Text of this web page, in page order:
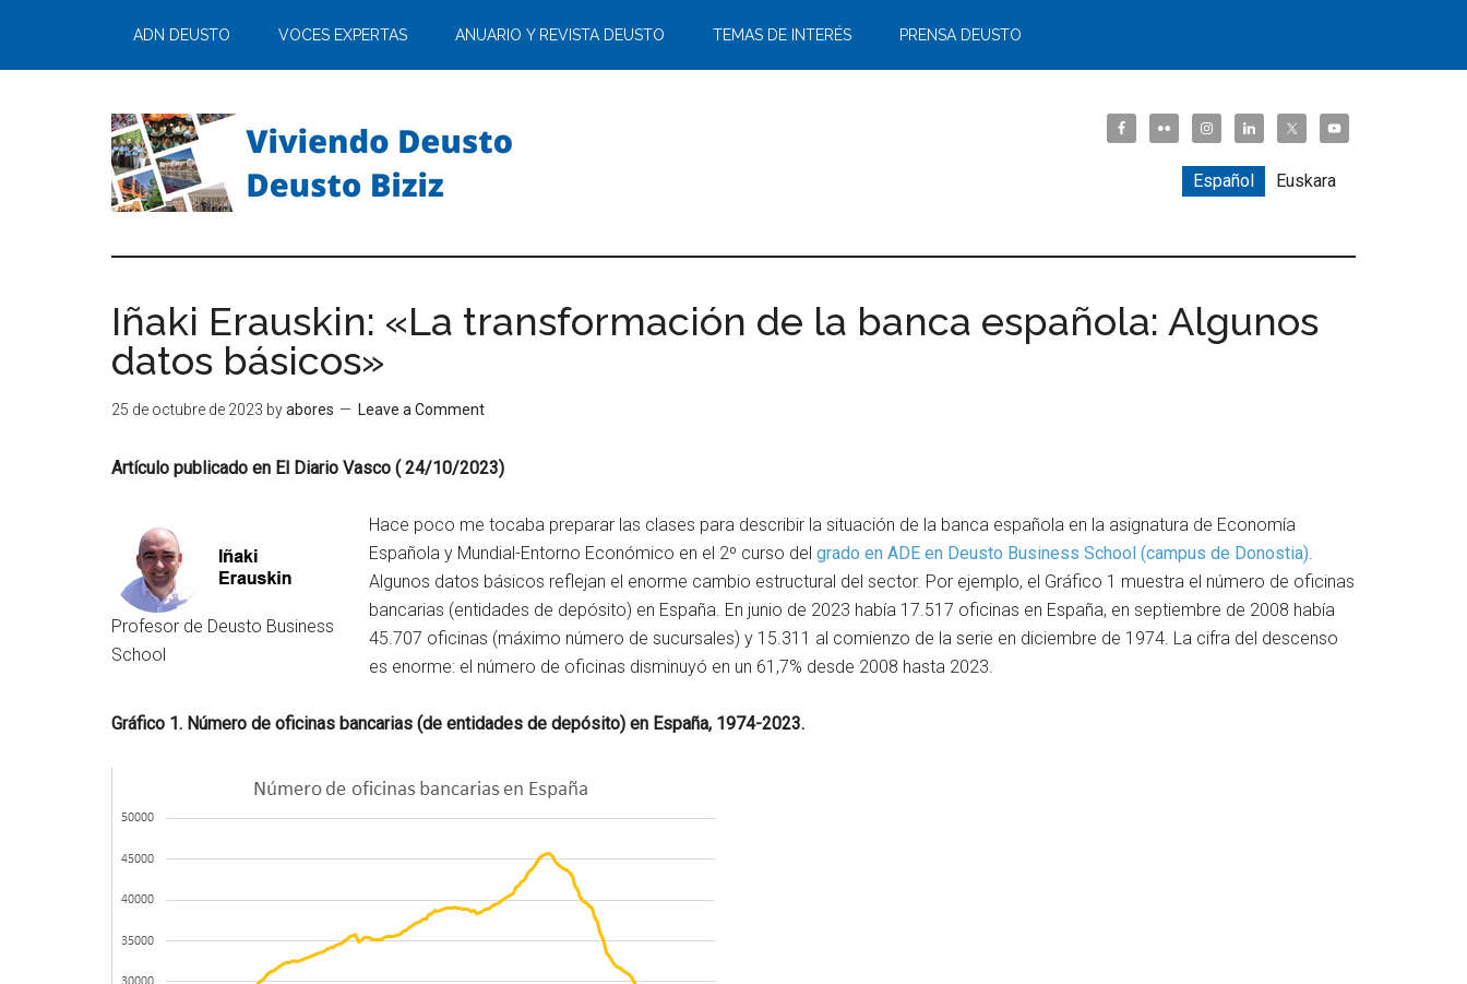
ADN DEUSTO VOCES EXPERTAS ANUARIO Y REVISTA DEUSTO TEMAS DE INTERÉS PRENSA DEUSTO
Español Euskara
Iñaki Erauskin: «La transformación de la banca española: Algunos
datos básicos»
25 de octubre de 2023 byabores Leave a Comment
Artículo publicado en El Diario Vasco ( 24/10/2023)
Profesor de Deusto Business
School
Hace poco me tocaba preparar las clases para describir la situación de la banca española en la asignatura de Economía
Española y Mundial-Entorno Económico en el 2º curso del grado en ADE en Deusto Business School (campus de Donostia).
Algunos datos básicos reflejan el enorme cambio estructural del sector. Por ejemplo, el Gráfico 1 muestra el número de oficinas
bancarias (entidades de depósito) en España. En junio de 2023 había 17.517 oficinas en España, en septiembre de 2008 había
45.707 oficinas (máximo número de sucursales) y 15.311 al comienzo de la serie en diciembre de 1974. La cifra del descenso
es enorme: el número de oficinas disminuyó en un 61,7% desde 2008 hasta 2023.
Gráfico 1. Número de oficinas bancarias (de entidades de depósito) en España, 1974-2023.